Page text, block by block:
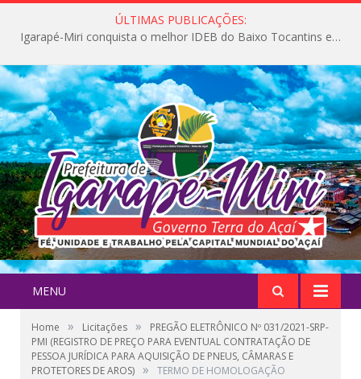
ÚLTIMAS PUBLICAÇÕES:
Igarapé-Miri conquista o melhor IDEB do Baixo Tocantins e avança na qualidade da educação pública
MENU
Home » Licitações »
PREGÃO ELETRÔNICO Nº 031/2021-SRP-
PMI (REGISTRO DE PREÇO PARA EVENTUAL CONTRATAÇÃO DE
PESSOA JURÍDICA PARA AQUISIÇÃO DE PNEUS, CÂMARAS E
PROTETORES DE AROS) » TERMO DE HOMOLOGAÇÃO